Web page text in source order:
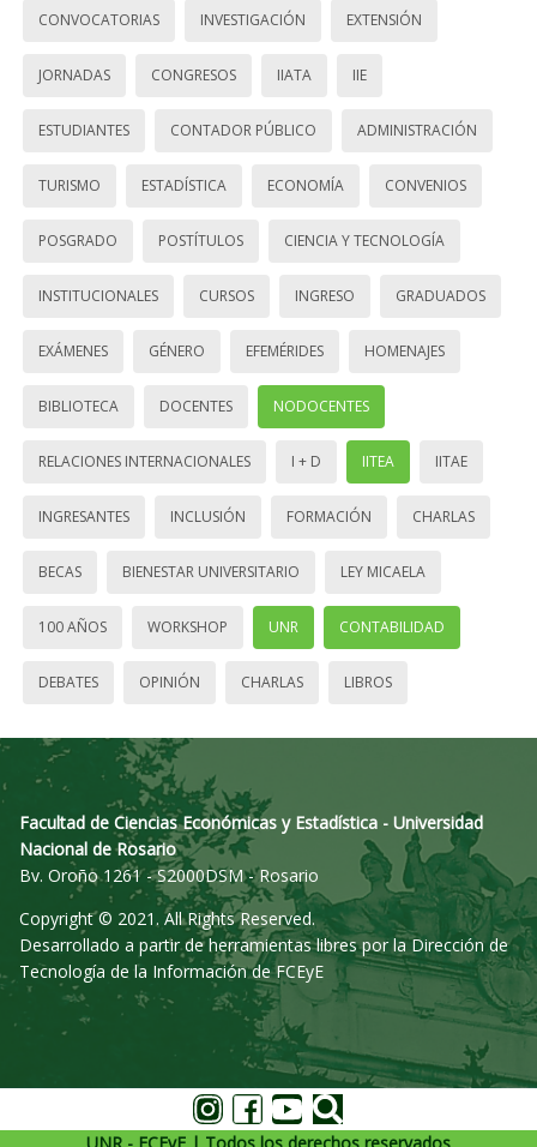
CONVOCATORIAS INVESTIGACIÓN EXTENSIÓN
JORNADAS CONGRESOS IIATA IIE
ESTUDIANTES CONTADOR PÚBLICO ADMINISTRACIÓN
TURISMO ESTADÍSTICA ECONOMÍA CONVENIOS
POSGRADO POSTÍTULOS CIENCIA Y TECNOLOGÍA
INSTITUCIONALES CURSOS INGRESO GRADUADOS
EXÁMENES GÉNERO EFEMÉRIDES HOMENAJES
BIBLIOTECA DOCENTES NODOCENTES
RELACIONES INTERNACIONALES I + D IITEA IITAE
INGRESANTES INCLUSIÓN FORMACIÓN CHARLAS
BECAS BIENESTAR UNIVERSITARIO LEY MICAELA
100 AÑOS WORKSHOP UNR CONTABILIDAD
DEBATES OPINIÓN CHARLAS LIBROS
Facultad de Ciencias Económicas y Estadística - Universidad
Nacional de Rosario
Bv. Oroño 1261 - S2000DSM - Rosario
Copyright © 2021. All Rights Reserved.
Desarrollado a partir de herramientas libres por la Dirección de
Tecnología de la Información de FCEyE